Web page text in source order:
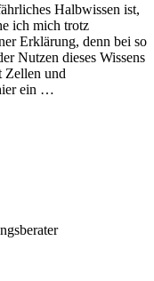
Halbwissen ist,
ich mich trotz
Erklärung, denn bei so
Nutzen dieses Wissens
Zellen und
ein …